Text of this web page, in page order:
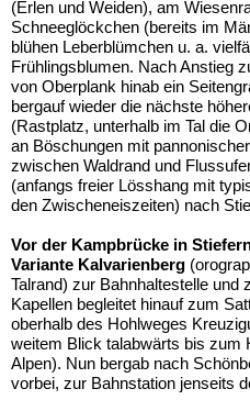
(Erlen und Weiden), am
Schneeglöckchen (bereits im
blühen Leberblümchen u. a.
Frühlingsblumen. Nach Anstieg
von Oberplank hinab ein
bergauf wieder die nächste
(Rastplatz, unterhalb im Tal die
an Böschungen mit
zwischen Waldrand und
(anfangs freier Lösshang mit
den Zwischeneiszeiten) nach
Vor der Kampbrücke in
Variante Kalvarienberg
Talrand) zur Bahnhaltestelle
Kapellen begleitet hinauf zum
oberhalb des Hohlweges
weitem Blick talabwärts bis zum
Alpen). Nun bergab nach
vorbei, zur Bahnstation jenseits